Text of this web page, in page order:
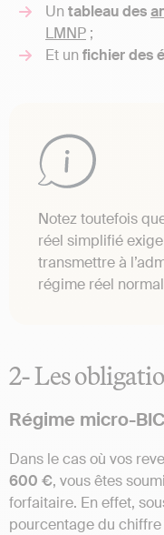
Un tableau des
LMNP ;
Et un fichier des
Notez toutefois
réel simplifié exige
transmettre à
régime réel
2- Les
Régime micro-BIC
Dans le cas où vos
600 €, vous êtes
forfaitaire. En effet,
pourcentage du